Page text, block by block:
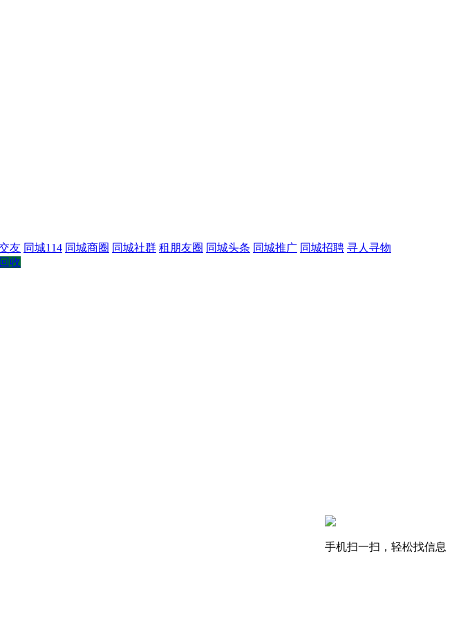
友 同城114 同城商圈 同城社群 租朋友圈 同城头条 同城推广 同城招聘 寻人寻物
收
手机扫一扫，轻松找信息